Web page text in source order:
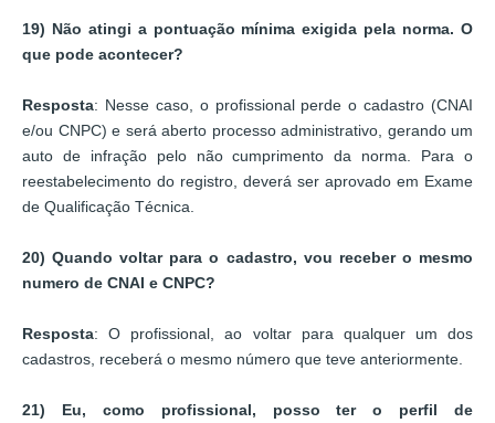
19) Não atingi a pontuação mínima exigida pela norma. O
que pode acontecer?
Resposta: Nesse caso, o profissional perde o cadastro (CNAI
e/ou CNPC) e será aberto processo administrativo, gerando um
auto de infração pelo não cumprimento da norma. Para o
reestabelecimento do registro, deverá ser aprovado em Exame
de Qualificação Técnica.
20) Quando voltar para o cadastro, vou receber o mesmo
numero de CNAI e CNPC?
Resposta: O profissional, ao voltar para qualquer um dos
cadastros, receberá o mesmo número que teve anteriormente.
21) Eu, como profissional, posso ter o perfil de